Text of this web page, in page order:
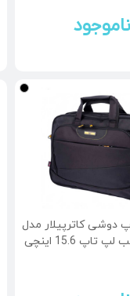
ناموجود
دوشی کاترپیلار مدل